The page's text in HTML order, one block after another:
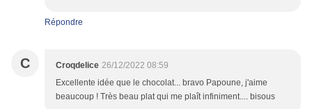
Répondre
C Croqdelice 26/12/2022 08:59
Excellente idée que le chocolat... bravo Papoune, j'aime
beaucoup ! Très beau plat qui me plaît infiniment.... bisous